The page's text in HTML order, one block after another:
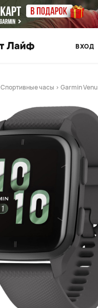
ВХОД
Спортивные часы > Garmin